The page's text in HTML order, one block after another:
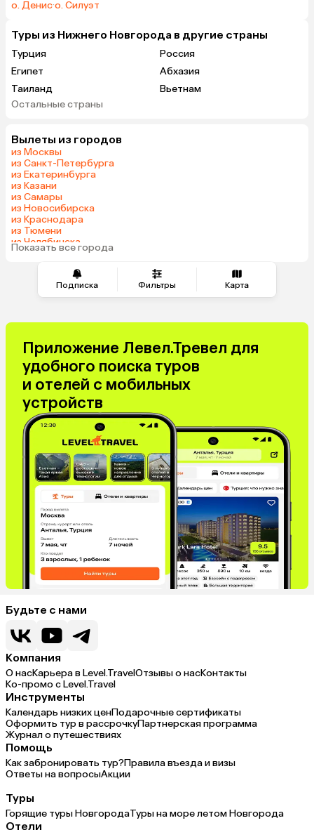
Подписка Фильтры Карта
о. Денис·о. Силуэт
Туры из Нижнего Новгорода в другие страны
Турция
Россия
Египет
Абхазия
Таиланд
Вьетнам
ОАЭ
Армения
Казахстан
Узбекистан
Катар
Гонконг
Таджикистан
Остальные страны
Вылеты из городов
из Москвы
из Санкт-Петербурга
из Екатеринбурга
из Казани
из Самары
из Новосибирска
из Краснодара
из Тюмени
из Челябинска
из Минеральных Вод
Показать все города
Приложение Левел.Тревел для
удобного поиска туров
и отелей с мобильных
устройств
Будьте с нами
Компания
О насКарьера в Level.TravelОтзывы о насКонтакты
Ко-промо с Level.Travel
Инструменты
Календарь низких ценПодарочные сертификаты
Оформить тур в рассрочкуПартнерская программа
Журнал о путешествиях
Помощь
Как забронировать тур?Правила въезда и визы
Ответы на вопросыАкции
Туры
Горящие туры НовгородаТуры на море летом Новгорода
Отели